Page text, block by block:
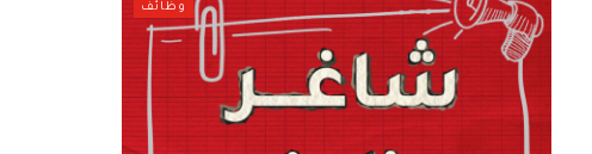
وظائف